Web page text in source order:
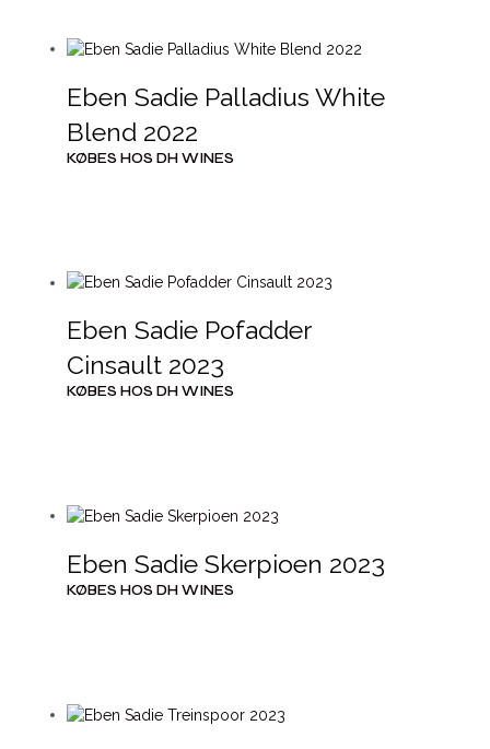
Eben Sadie Palladius White
Blend 2022
KØBES HOS DH WINES
Eben Sadie Pofadder
Cinsault 2023
KØBES HOS DH WINES
Eben Sadie Skerpioen 2023
KØBES HOS DH WINES